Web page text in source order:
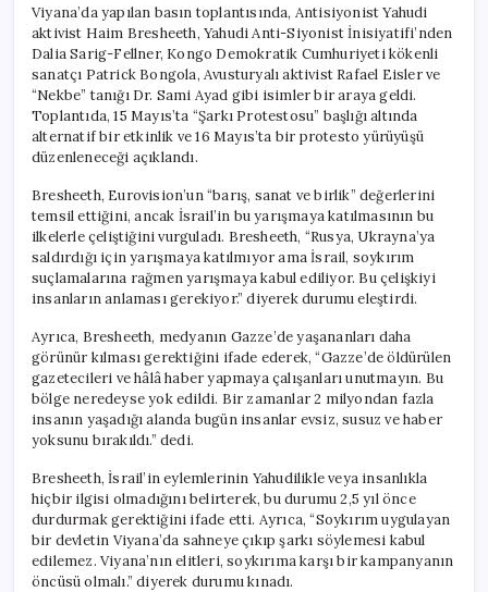
Viyana’da yapılan basın toplantısında, Antisiyonist Yahudi
aktivist Haim Bresheeth, Yahudi Anti-Siyonist İnisiyatifi’nden
Dalia Sarig-Fellner, Kongo Demokratik Cumhuriyeti kökenli
sanatçı Patrick Bongola, Avusturyalı aktivist Rafael Eisler ve
“Nekbe” tanığı Dr. Sami Ayad gibi isimler bir araya geldi.
Toplantıda, 15 Mayıs’ta “Şarkı Protestosu” başlığı altında
alternatif bir etkinlik ve 16 Mayıs’ta bir protesto yürüyüşü
düzenleneceği açıklandı.
Bresheeth, Eurovision’un “barış, sanat ve birlik” değerlerini
temsil ettiğini, ancak İsrail’in bu yarışmaya katılmasının bu
ilkelerle çeliştiğini vurguladı. Bresheeth, “Rusya, Ukrayna’ya
saldırdığı için yarışmaya katılmıyor ama İsrail, soykırım
suçlamalarına rağmen yarışmaya kabul ediliyor. Bu çelişkiyi
insanların anlaması gerekiyor.” diyerek durumu eleştirdi.
Ayrıca, Bresheeth, medyanın Gazze’de yaşananları daha
görünür kılması gerektiğini ifade ederek, “Gazze’de öldürülen
gazetecileri ve hâlâ haber yapmaya çalışanları unutmayın. Bu
bölge neredeyse yok edildi. Bir zamanlar 2 milyondan fazla
insanın yaşadığı alanda bugün insanlar evsiz, susuz ve haber
yoksunu bırakıldı.” dedi.
Bresheeth, İsrail’in eylemlerinin Yahudilikle veya insanlıkla
hiçbir ilgisi olmadığını belirterek, bu durumu 2,5 yıl önce
durdurmak gerektiğini ifade etti. Ayrıca, “Soykırım uygulayan
bir devletin Viyana’da sahneye çıkıp şarkı söylemesi kabul
edilemez. Viyana’nın elitleri, soykırıma karşı bir kampanyanın
öncüsü olmalı.” diyerek durumu kınadı.